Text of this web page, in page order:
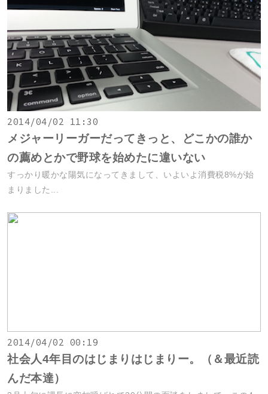
2014/04/02 11:30
メジャーリーガーだってきっと、どこかの誰か
の薦めとかで野球を始めたに違いない
すっかり暖かな陽気になってきまして、いよいよ消費税8%が始
まりました...
2014/04/02 00:19
社会人4年目のはじまりはじまりー。（＆最近読
んだ本達）